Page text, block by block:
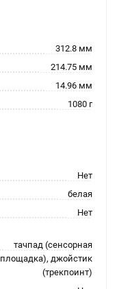
312.8 мм
214.75 мм
14.96 мм
1080 г
Нет
белая
Нет
тачпад (сенсорная
площадка), джойстик
(трекпоинт)